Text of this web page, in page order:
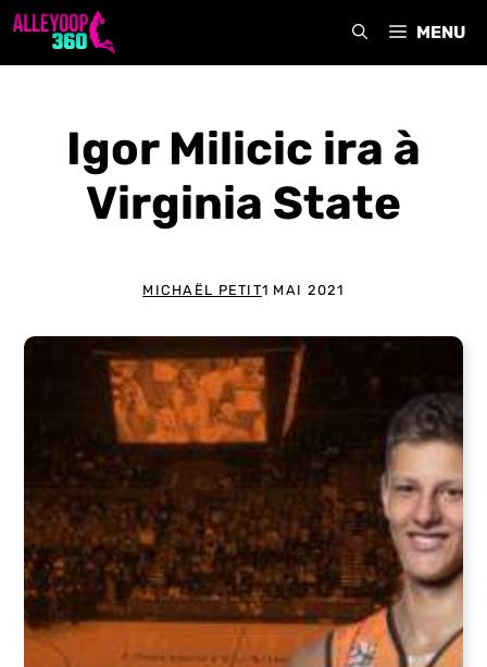
Aller
MENU
Igor Milicic ira à
Virginia State
MICHAËL PETIT1 MAI 2021